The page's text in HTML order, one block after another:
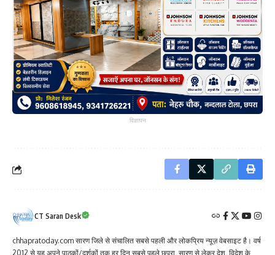
विज्ञापन
CT Saran Desk
chhapratoday.com सारण जिले से संचालित सबसे पहली और लोकप्रिय न्यूज़ वेबसाइट है। वर्ष
2012 से यह अपने पाठकों/दर्शकों तक हर दिन सबसे पहले छपरा, सारण से लेकर देश, विदेश के